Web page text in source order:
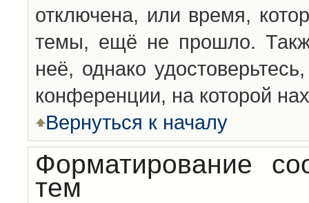
отключена, или время,
темы, ещё не прошло.
неё, однако
конференции, на которой
Вернуться к началу
Форматирование
тем